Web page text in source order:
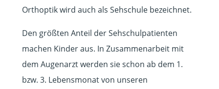
Orthoptik wird auch als Sehschule bezeichnet.
Den größten Anteil der Sehschulpatienten
machen Kinder aus. In Zusammenarbeit mit
dem Augenarzt werden sie schon ab dem 1.
bzw. 3. Lebensmonat von unseren